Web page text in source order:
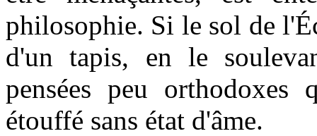
philosophie. Si le sol de
d'un tapis, en le
pensées peu orthodoxes
étouffé sans état d'âme.